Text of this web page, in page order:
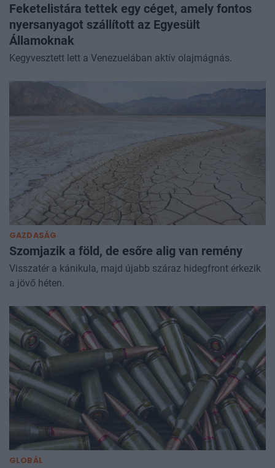
Feketelistára tettek egy céget, amely fontos
nyersanyagot szállított az Egyesült
Államoknak
Kegyvesztett lett a Venezuelában aktív olajmágnás.
GAZDASÁG
Szomjazik a föld, de esőre alig van remény
Visszatér a kánikula, majd újabb száraz hidegfront érkezik
a jövő héten.
GLOBÁL